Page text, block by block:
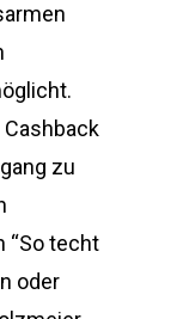
zu
“So techt
oder